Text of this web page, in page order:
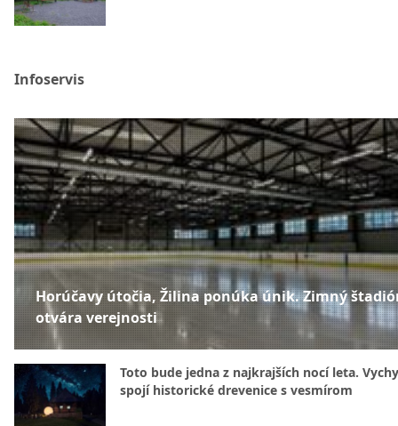
Infoservis
Horúčavy útočia, Žilina ponúka únik. Zimný
otvára verejnosti
Toto bude jedna z najkrajších nocí leta.
spojí historické drevenice s vesmírom